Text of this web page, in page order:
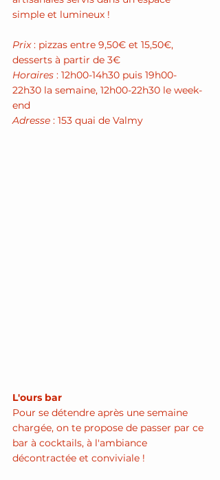
simple et lumineux !
Prix : pizzas entre 9,50€ et 15,50€,
desserts à partir de 3€
Horaires : 12h00-14h30 puis 19h00-
22h30 la semaine, 12h00-22h30 le week-
end
Adresse : 153 quai de Valmy
L'ours bar
Pour se détendre après une semaine
chargée, on te propose de passer par ce
bar à cocktails, à l'ambiance
décontractée et conviviale !